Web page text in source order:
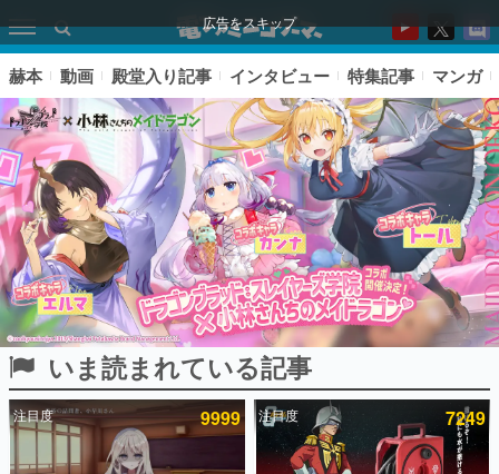
広告をスキップ
ピックアップ
電ファミのいま読まれている記事ランキング
赫本 動画 殿堂入り記事 インタビュー 特集記事 マンガ
いま読まれている記事
注目度 9999 注目度 7249